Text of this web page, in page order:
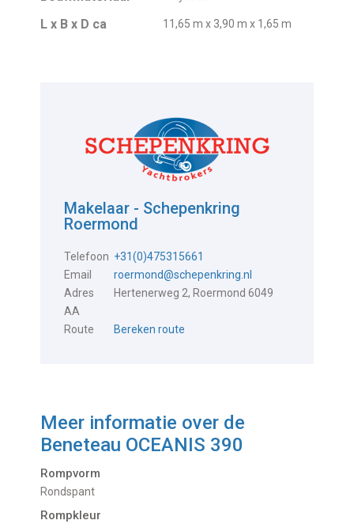
L x B x D ca 11,65 m x 3,90 m x 1,65 m
Makelaar - Schepenkring
Roermond
Telefoon +31(0)475315661
Email
roermond@schepenkring.nl
Adres
Hertenerweg 2, Roermond 6049
AA
Route
Bereken route
Meer informatie over de
Beneteau OCEANIS 390
Rompvorm
Rondspant
Rompkleur